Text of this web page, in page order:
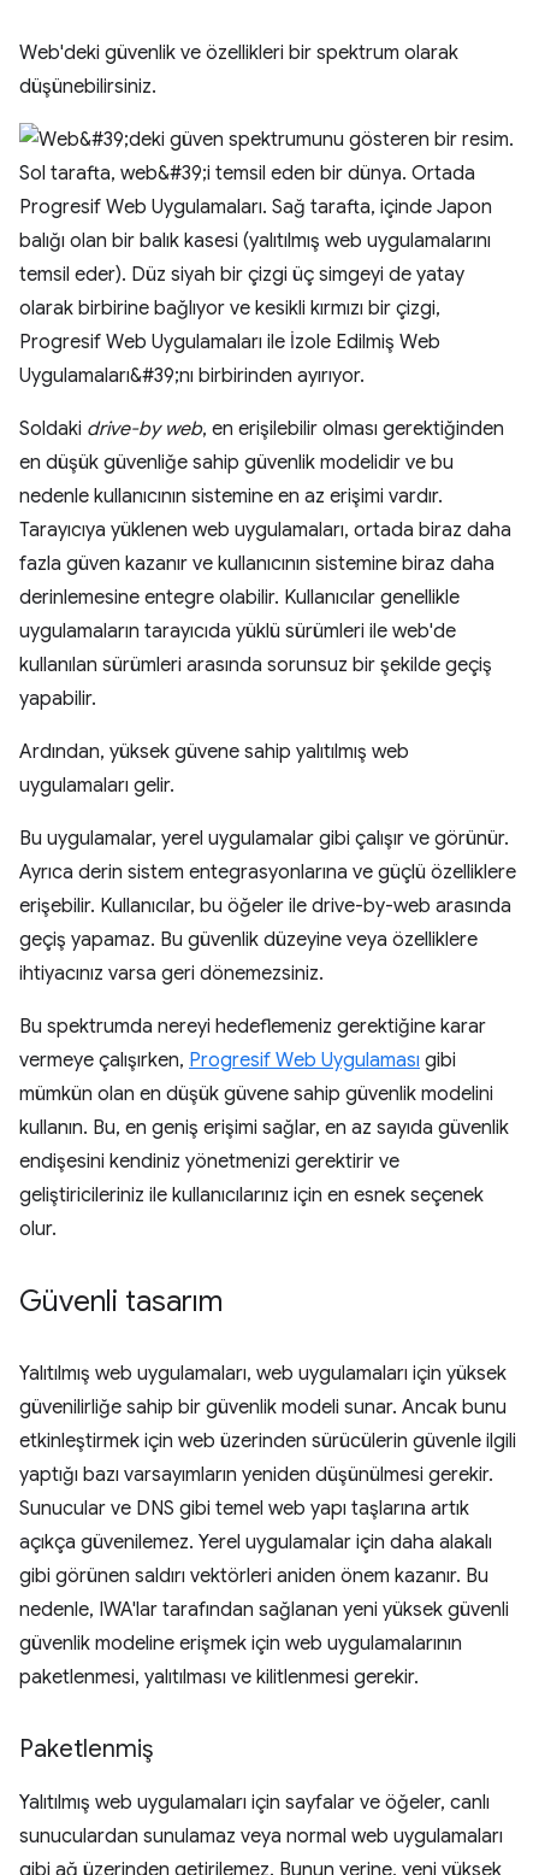
Web'deki güvenlik ve özellikleri bir spektrum olarak
düşünebilirsiniz.
Soldaki drive-by web, en erişilebilir olması gerektiğinden
en düşük güvenliğe sahip güvenlik modelidir ve bu
nedenle kullanıcının sistemine en az erişimi vardır.
Tarayıcıya yüklenen web uygulamaları, ortada biraz daha
fazla güven kazanır ve kullanıcının sistemine biraz daha
derinlemesine entegre olabilir. Kullanıcılar genellikle
uygulamaların tarayıcıda yüklü sürümleri ile web'de
kullanılan sürümleri arasında sorunsuz bir şekilde geçiş
yapabilir.
Ardından, yüksek güvene sahip yalıtılmış web
uygulamaları gelir.
Bu uygulamalar, yerel uygulamalar gibi çalışır ve görünür.
Ayrıca derin sistem entegrasyonlarına ve güçlü özelliklere
erişebilir. Kullanıcılar, bu öğeler ile drive-by-web arasında
geçiş yapamaz. Bu güvenlik düzeyine veya özelliklere
ihtiyacınız varsa geri dönemezsiniz.
Bu spektrumda nereyi hedeflemeniz gerektiğine karar
vermeye çalışırken, Progresif Web Uygulaması gibi
mümkün olan en düşük güvene sahip güvenlik modelini
kullanın. Bu, en geniş erişimi sağlar, en az sayıda güvenlik
endişesini kendiniz yönetmenizi gerektirir ve
geliştiricileriniz ile kullanıcılarınız için en esnek seçenek
olur.
Güvenli tasarım
Yalıtılmış web uygulamaları, web uygulamaları için yüksek
güvenilirliğe sahip bir güvenlik modeli sunar. Ancak bunu
etkinleştirmek için web üzerinden sürücülerin güvenle ilgili
yaptığı bazı varsayımların yeniden düşünülmesi gerekir.
Sunucular ve DNS gibi temel web yapı taşlarına artık
açıkça güvenilemez. Yerel uygulamalar için daha alakalı
gibi görünen saldırı vektörleri aniden önem kazanır. Bu
nedenle, IWA'lar tarafından sağlanan yeni yüksek güvenli
güvenlik modeline erişmek için web uygulamalarının
paketlenmesi, yalıtılması ve kilitlenmesi gerekir.
Paketlenmiş
Yalıtılmış web uygulamaları için sayfalar ve öğeler, canlı
sunuculardan sunulamaz veya normal web uygulamaları
gibi ağ üzerinden getirilemez. Bunun yerine, yeni yüksek